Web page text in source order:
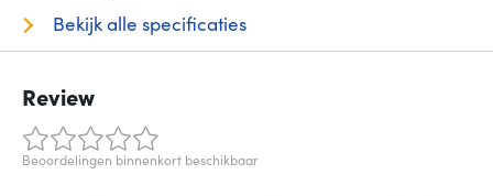
Bekijk alle specificaties
Review
Beoordelingen binnenkort beschikbaar